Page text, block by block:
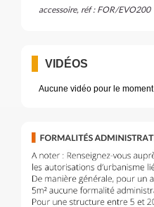
accessoire, réf : FOR/EVO200
VIDÉOS
Aucune vidéo pour le moment